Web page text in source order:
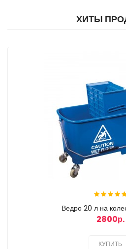
ХИТЫ
Ведро 20 л на
2800р.
КУПИТЬ